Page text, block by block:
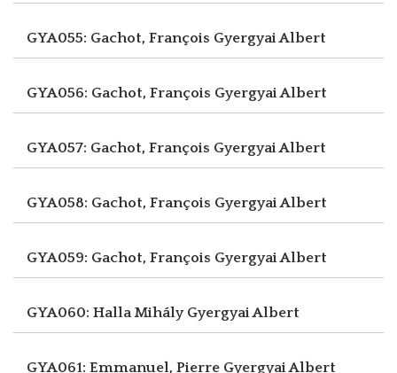
GYA055: Gachot, François Gyergyai Albert
GYA056: Gachot, François Gyergyai Albert
GYA057: Gachot, François Gyergyai Albert
GYA058: Gachot, François Gyergyai Albert
GYA059: Gachot, François Gyergyai Albert
GYA060: Halla Mihály Gyergyai Albert
GYA061: Emmanuel, Pierre Gyergyai Albert